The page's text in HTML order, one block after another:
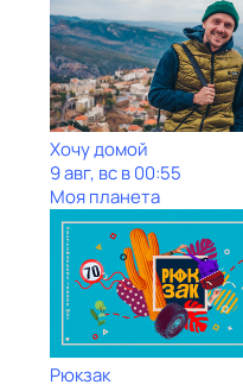
Хочу домой
9 авг, вс в 00:55
Моя планета
Рюкзак